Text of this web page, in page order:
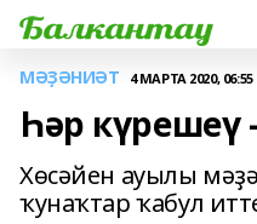
МӘҘӘНИӘТ 4 МАРТА 2020, 06:55
Һәр күрешеү
Хөсәйен ауылы
ҡунаҡтар ҡабул